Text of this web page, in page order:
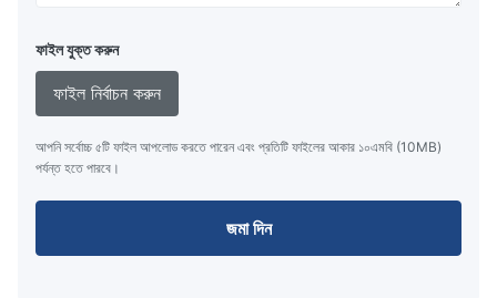
ফাইল যুক্ত করুন
ফাইল নির্বাচন করুন
আপনি সর্বোচ্চ ৫টি ফাইল আপলোড করতে পারেন এবং প্রতিটি ফাইলের আকার ১০এমবি (10MB)
পর্যন্ত হতে পারবে।
জমা দিন